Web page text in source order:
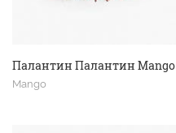
Палантин Палантин Mango
Mango